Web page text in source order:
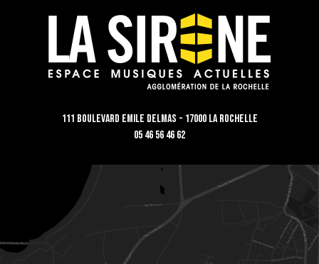
111 Boulevard Emile Delmas - 17000 La Rochelle
05 46 56 46 62